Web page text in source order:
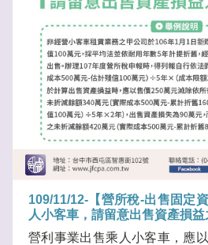
109/11/12-【營所稅-出售固定
人小客車，請留意出售資產損
營利事業出售乘人小客車，應